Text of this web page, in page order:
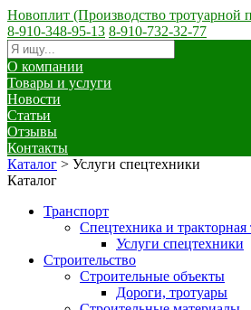
Новоплит (Производство тротуарной
8-910-348-95-13 8-910-732-32-77
О компании
Товары и услуги
Новости
Статьи
Отзывы
Контакты
Каталог > Услуги спецтехники
Каталог
Транспорт
Спецтехника и тракторная
Услуги спецтехники
Строительство
Строительные объекты
Дороги, тротуары